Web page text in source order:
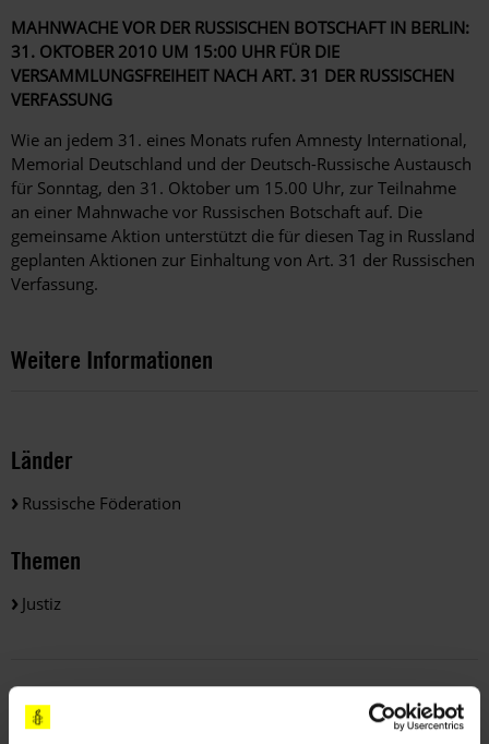
MAHNWACHE VOR DER RUSSISCHEN BOTSCHAFT IN BERLIN:
31. OKTOBER 2010 UM 15:00 UHR FÜR DIE
VERSAMMLUNGSFREIHEIT NACH ART. 31 DER RUSSISCHEN
VERFASSUNG
Wie an jedem 31. eines Monats rufen Amnesty International,
Memorial Deutschland und der Deutsch-Russische Austausch
für Sonntag, den 31. Oktober um 15.00 Uhr, zur Teilnahme
an einer Mahnwache vor Russischen Botschaft auf. Die
gemeinsame Aktion unterstützt die für diesen Tag in Russland
geplanten Aktionen zur Einhaltung von Art. 31 der Russischen
Verfassung.
Weitere Informationen
Länder
Russische Föderation
Themen
Justiz
Teile diesen Beitrag